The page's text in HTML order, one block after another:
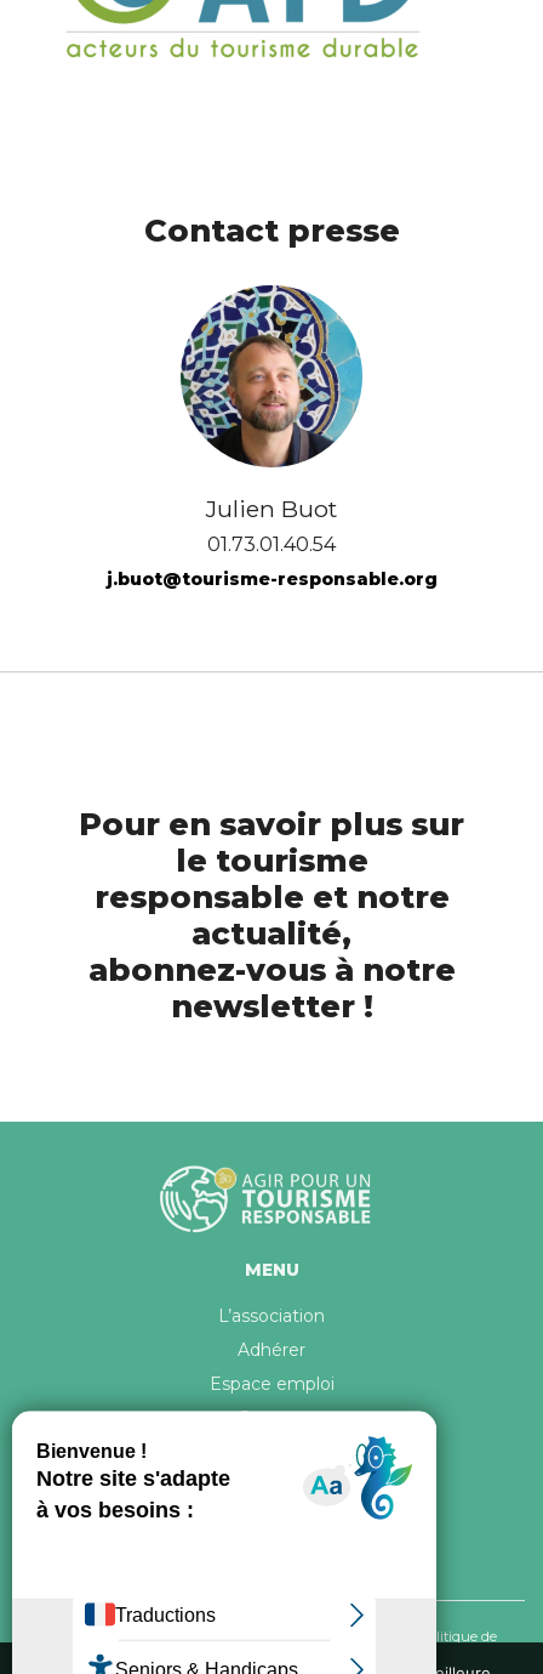
Contact presse
Julien Buot
01.73.01.40.54
j.buot@tourisme-responsable.org
Pour en savoir plus sur
le tourisme
responsable et notre
actualité,
abonnez-vous à notre
newsletter !
MENU
L’association
Adhérer
Espace emploi
Contact
Politique de
confidentialité